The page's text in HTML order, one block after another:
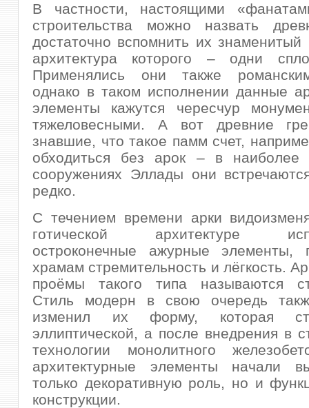
В частности, настоящими
строительства можно назвать
достаточно вспомнить их знаменитый
архитектура которого – одни
Применялись они также
однако в таком исполнении данные
элементы кажутся чересчур
тяжеловесными. А вот древние
знавшие, что такое памм счет,
обходиться без арок – в наиболее
сооружениях Эллады они
редко.
С течением времени арки
готической архитектуре
остроконечные ажурные элементы,
храмам стремительность и лёгкость.
проёмы такого типа называются
Стиль модерн в свою очередь
изменил их форму, которая
эллиптической, а после внедрения в
технологии монолитного
архитектурные элементы начали
только декоративную роль, но и
конструкции.